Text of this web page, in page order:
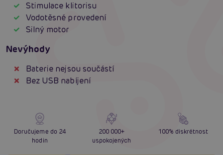
Stimulace klitorisu
Vodotěsné provedení
Silný motor
Nevýhody
Baterie nejsou součástí
Bez USB nabíjení
Doručujeme do 24
hodin
200 000+
uspokojených
100% diskrétnost